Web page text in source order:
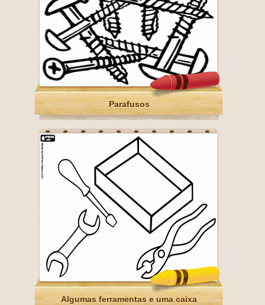
Parafusos
Algumas ferramentas e uma caixa